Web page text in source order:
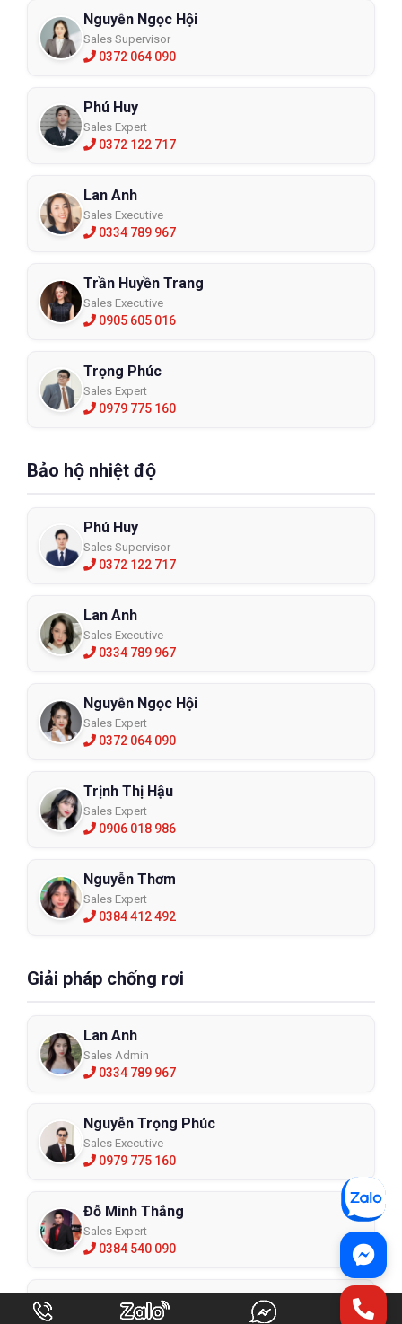
Nguyễn Ngọc Hội
Sales Supervisor
0372 064 090
Phú Huy
Sales Expert
0372 122 717
Lan Anh
Sales Executive
0334 789 967
Trần Huyền Trang
Sales Executive
0905 605 016
Trọng Phúc
Sales Expert
0979 775 160
Bảo hộ nhiệt độ
Phú Huy
Sales Supervisor
0372 122 717
Lan Anh
Sales Executive
0334 789 967
Nguyễn Ngọc Hội
Sales Expert
0372 064 090
Trịnh Thị Hậu
Sales Expert
0906 018 986
Nguyễn Thơm
Sales Expert
0384 412 492
Giải pháp chống rơi
Lan Anh
Sales Admin
0334 789 967
Nguyễn Trọng Phúc
Sales Executive
0979 775 160
Đỗ Minh Thắng
Sales Expert
0384 540 090
Phú Huy
Sales Expert